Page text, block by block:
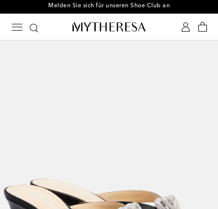
Melden Sie sich für unseren Shoe Club an